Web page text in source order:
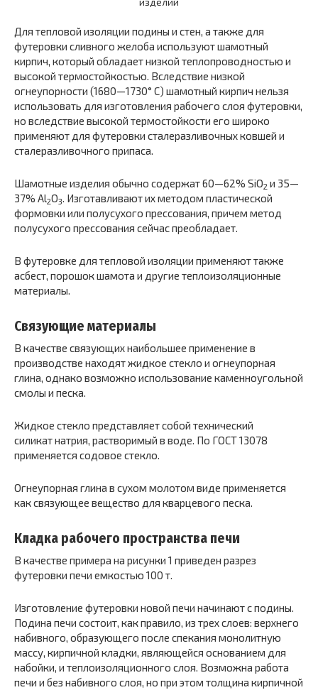
Для тепловой изоляции подины и стен, а также для
футеровки сливного желоба используют шамотный
кирпич, который обладает низкой теплопроводностью и
высокой термостойкостью. Вследствие низкой
огнеупорности (1680—1730° С) шамотный кирпич нельзя
использовать для изготовления рабочего слоя футеровки,
но вследствие высокой термостойкости его широко
применяют для футеровки сталеразливочных ковшей и
сталеразливочного припаса.
Шамотные изделия обычно содержат 60—62% SiO2 и 35—
37% Аl2O3. Изготавливают их методом пластической
формовки или полусухого прессования, причем метод
полусухого прессования сейчас преобладает.
В футеровке для тепловой изоляции применяют также
асбест, порошок шамота и другие теплоизоляционные
материалы.
Связующие материалы
В качестве связующих наибольшее применение в
производстве находят жидкое стекло и огнеупорная
глина, однако возможно использование каменноугольной
смолы и песка.
Жидкое стекло представляет собой технический
силикат натрия, растворимый в воде. По ГОСТ 13078
применяется содовое стекло.
Огнеупорная глина в сухом молотом виде применяется
как связующее вещество для кварцевого песка.
Кладка рабочего пространства печи
В качестве примера на рисунки 1 приведен разрез
футеровки печи емкостью 100 т.
Изготовление футеровки новой печи начинают с подины.
Подина печи состоит, как правило, из трех слоев: верхнего
набивного, образующего после спекания монолитную
массу, кирпичной кладки, являющейся основанием для
набойки, и теплоизоляционного слоя. Возможна работа
печи и без набивного слоя, но при этом толщина кирпичной